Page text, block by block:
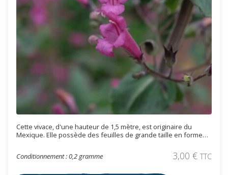
Cette vivace, d'une hauteur de 1,5 mètre, est originaire du
Mexique. Elle possède des feuilles de grande taille en forme
magenta rappelant certaines sauges. Les feuilles dégagent un
parfum d'eucalyptus.
Conditionnement : 0,2 gramme 3,00 € TTC